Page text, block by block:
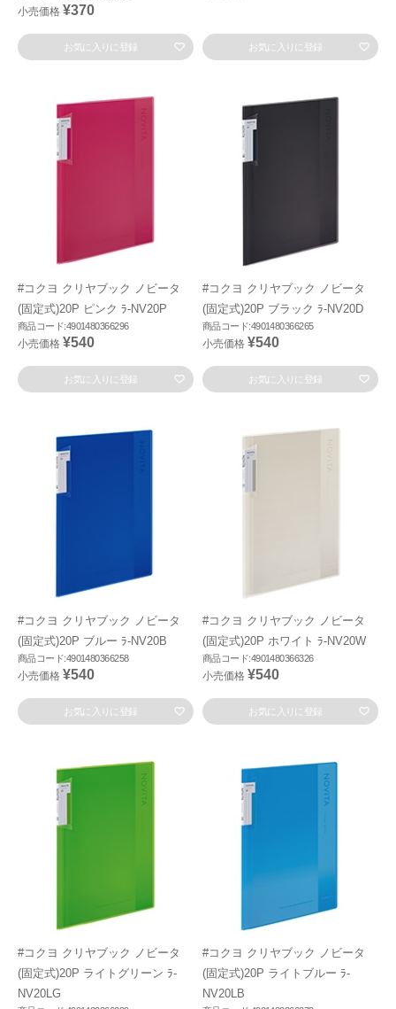
小売価格 ¥370
お気に入りに登録 お気に入りに登録
#コクヨ クリヤブック ノビータ
(固定式)20P ピンク ﾗ-NV20P
商品コード:4901480366296
小売価格 ¥540
お気に入りに登録
#コクヨ クリヤブック ノビータ
(固定式)20P ブラック ﾗ-NV20D
商品コード:4901480366265
小売価格 ¥540
お気に入りに登録
#コクヨ クリヤブック ノビータ
(固定式)20P ブルー ﾗ-NV20B
商品コード:4901480366258
小売価格 ¥540
お気に入りに登録
#コクヨ クリヤブック ノビータ
(固定式)20P ホワイト ﾗ-NV20W
商品コード:4901480366326
小売価格 ¥540
お気に入りに登録
#コクヨ クリヤブック ノビータ
(固定式)20P ライトグリーン ﾗ-
NV20LG
#コクヨ クリヤブック ノビータ
(固定式)20P ライトブルー ﾗ-
NV20LB